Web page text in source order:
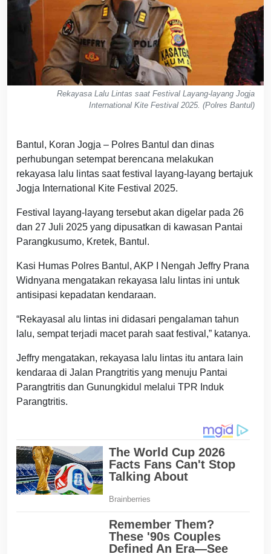
Rekayasa Lalu Lintas saat Festival Layang-layang Jogja
International Kite Festival 2025. (Polres Bantul)
Bantul, Koran Jogja – Polres Bantul dan dinas
perhubungan setempat berencana melakukan
rekayasa lalu lintas saat festival layang-layang bertajuk
Jogja International Kite Festival 2025.
Festival layang-layang tersebut akan digelar pada 26
dan 27 Juli 2025 yang dipusatkan di kawasan Pantai
Parangkusumo, Kretek, Bantul.
Kasi Humas Polres Bantul, AKP I Nengah Jeffry Prana
Widnyana mengatakan rekayasa lalu lintas ini untuk
antisipasi kepadatan kendaraan.
“Rekayasal alu lintas ini didasari pengalaman tahun
lalu, sempat terjadi macet parah saat festival,” katanya.
Jeffry mengatakan, rekayasa lalu lintas itu antara lain
kendaraa di Jalan Prangtritis yang menuju Pantai
Parangtritis dan Gunungkidul melalui TPR Induk
Parangtritis.